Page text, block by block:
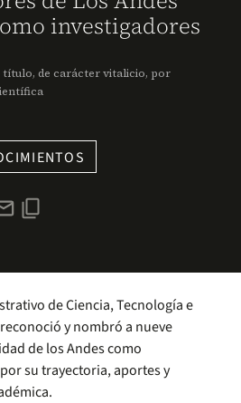
investigadores
título, de carácter vitalicio, por
de Ciencia, Tecnología e
y nombró a nueve
de los Andes como
su trayectoria, aportes y